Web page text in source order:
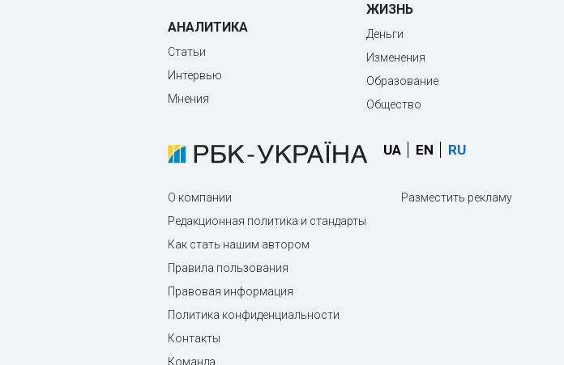
АНАЛИТИКА
Статьи
Интервью
Мнения
ЖИЗНЬ
Деньги
Изменения
Образование
Общество
UA EN RU
О компании
Редакционная политика и стандарты
Как стать нашим автором
Правила пользования
Правовая информация
Политика конфиденциальности
Контакты
Команда
Разместить рекламу